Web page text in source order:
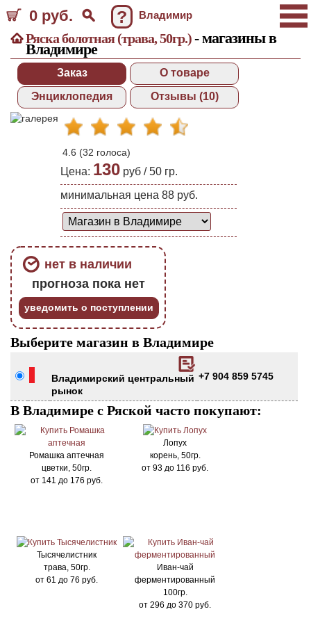
0 руб. ? Владимир
Ряска болотная (трава, 50гр.)- магазины в
Владимире
Заказ
О товаре
Энциклопедия
Отзывы (10)
4.6 (32 голоса)
Цена: 130 руб /50 гр.
минимальная цена 88 руб.
нет в наличии
прогноза пока нет
уведомить о поступлении
Выберите магазин в Владимире
Владимирский центральный
рынок
+7 904 859 5745
В Владимире с Ряской часто покупают:
Ромашка аптечная
цветки, 50гр.
от 141 до 176 руб.
Лопух
корень, 50гр.
от 93 до 116 руб.
Тысячелистник
трава, 50гр.
от 61 до 76 руб.
Иван-чай
ферментированный
100гр.
от 296 до 370 руб.